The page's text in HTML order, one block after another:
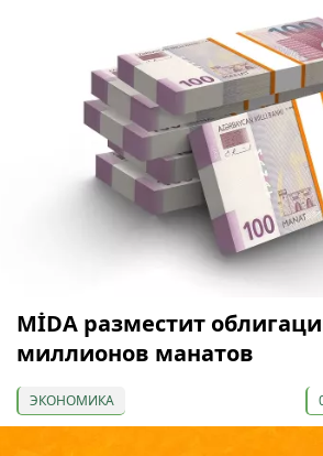
МİDA разместит
миллионов манатов
ЭКОНОМИКА